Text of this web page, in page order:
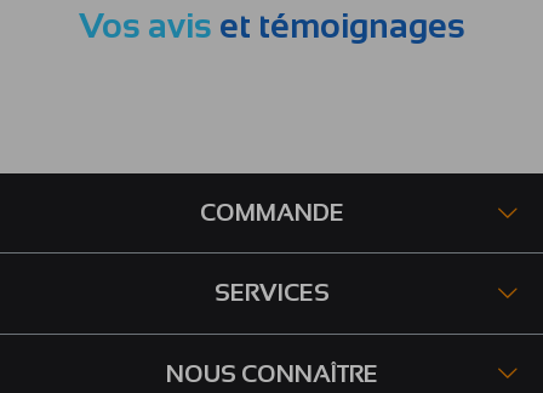
Vos avis et témoignages
COMMANDE
SERVICES
NOUS CONNAÎTRE